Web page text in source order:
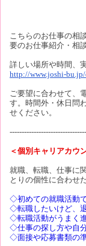
こちらのお仕事の相
要のお仕事紹介・相
詳しい場所や時間、
http://www.joshi-bu.jp/
ご要望に合わせて、
す。時間外・休日問
せください。
＜個別キャリアカウ
就職、転職、仕事に
とりの個性に合わせ
◇初めての就職活動
◇転職したいけど、
◇転職活動がうまく
◇仕事の探し方や自
◇面接や応募書類の